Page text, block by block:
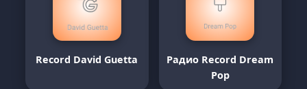
Record David Guetta
Радио Record Dream
Pop